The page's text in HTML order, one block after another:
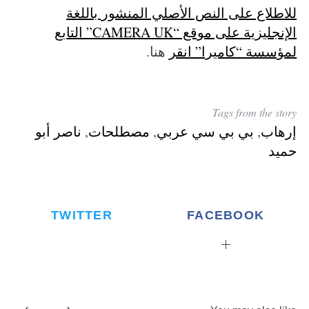
للاطلاع على النص الأصلي المنشور باللغة
الإنجليزية على موقع “CAMERA UK” التابع
لمؤسسة “كاميرا” انقر هنا.
Tags from the story
إرهاب, بي بي سي عربي, مصطلحات, ناصر أبو
حميد
FACEBOOK
TWITTER